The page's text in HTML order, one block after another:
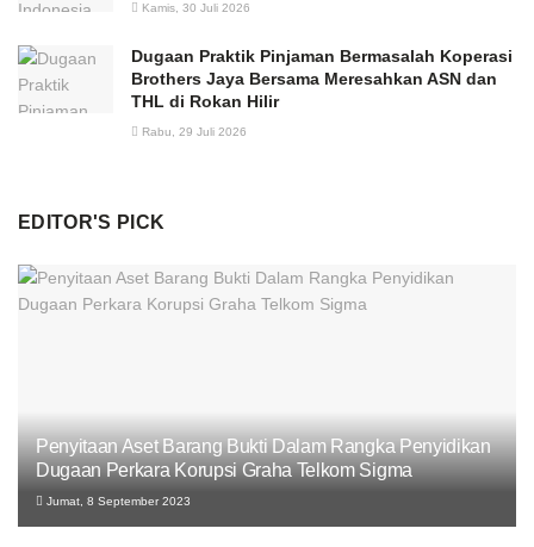
Kamis, 30 Juli 2026
Dugaan Praktik Pinjaman Bermasalah Koperasi
Brothers Jaya Bersama Meresahkan ASN dan
THL di Rokan Hilir
Rabu, 29 Juli 2026
EDITOR'S PICK
Penyitaan Aset Barang Bukti Dalam Rangka Penyidikan
Dugaan Perkara Korupsi Graha Telkom Sigma
Jumat, 8 September 2023